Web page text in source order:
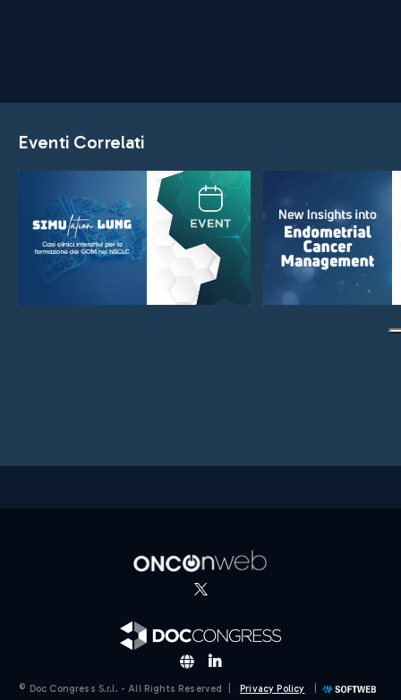
Eventi Correlati
© Doc Congress S.r.l. - All Rights Reserved | Privacy Policy |